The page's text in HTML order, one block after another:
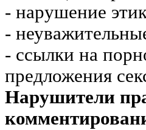
- нарушение
-
- ссылки на
предложения
Нарушители